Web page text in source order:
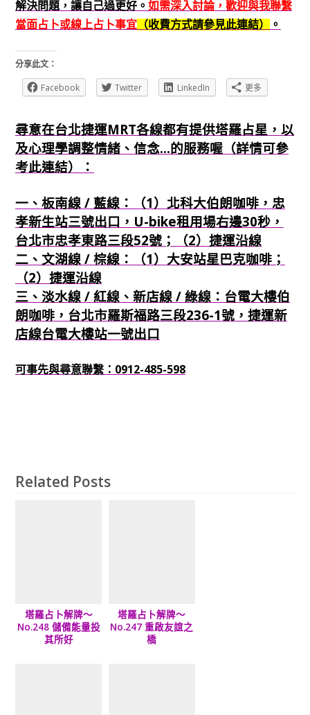
解決問題，讓自己過更好。 如需深入討論，歡迎與我聯繫
當面占卜或線上占卜事宜（收費方式請參見此連結） 。
分享此文：
Facebook
Twitter LinkedIn 更多
尋意在台北捷運MRT各線都有提供塔羅占星，以
及心理學調整情緒、信念...的服務喔（詳情可參
考此連結）：
一、板南線 / 藍線：（1）北科大伯朗咖啡，忠
孝新生站三號出口，U-bike租用場右邊30秒，
台北市忠孝東路三段52號；（2）捷運沿線
二、文湖線 / 棕線：（1）大安站星巴克咖啡；
（2）捷運沿線
三、淡水線 / 紅線、新店線 / 綠線：台電大樓伯
朗咖啡，台北市羅斯福路三段236-1號，捷運新
店線台電大樓站一號出口
可事先與尋意聯繫：0912-485-598
Related Posts
塔羅占卜解牌～
No.248 儲備能量投
其所好
塔羅占卜解牌～
No.247 重啟友誼之
橋